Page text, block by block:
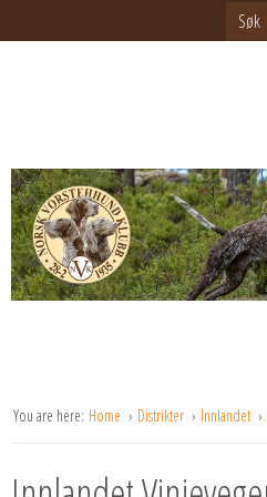
You are here: Home Distrikter Innlandet